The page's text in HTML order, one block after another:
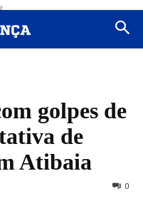
golpes de
de
Atibaia
0